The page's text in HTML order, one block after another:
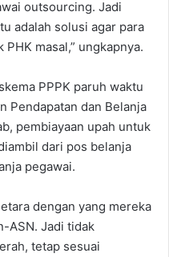
outsourcing. Jadi
adalah solusi agar para
masal,” ungkapnya.
PPPK paruh waktu
Pendapatan dan Belanja
pembiayaan upah untuk
dari pos belanja
pegawai.
dengan yang mereka
ASN. Jadi tidak
tetap sesuai